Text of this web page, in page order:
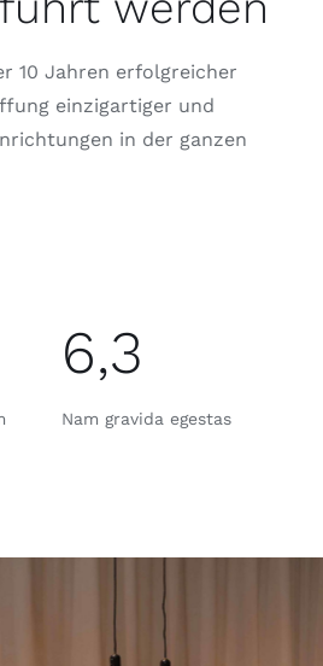
10 Jahren erfolgreicher
einzigartiger und
in der ganzen
6,3
Nam gravida egestas